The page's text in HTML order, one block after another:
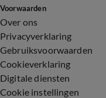
Voorwaarden
Over ons
Privacyverklaring
Gebruiksvoorwaarden
Cookieverklaring
Digitale diensten
Cookie instellingen